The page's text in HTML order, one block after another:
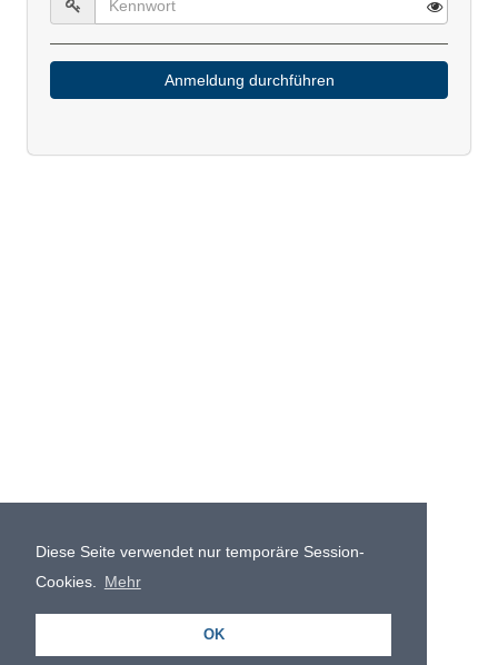
Diese Seite verwendet nur temporäre Session-
Cookies.
Mehr
OK
Anmeldung durchführen